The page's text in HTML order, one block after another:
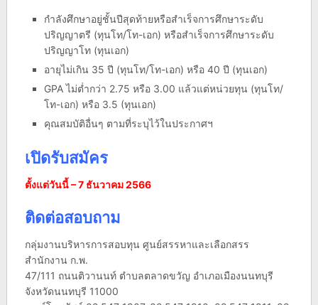
กำลังศึกษาอยู่ชั้นปีสุดท้ายหรือสำเร็จการศึกษาระดับ
ปริญญาตรี (ทุนโท/โท-เอก) หรือสำเร็จการศึกษาระดับ
ปริญญาโท (ทุนเอก)
อายุไม่เกิน 35 ปี (ทุนโท/โท-เอก) หรือ 40 ปี (ทุนเอก)
GPA ไม่ต่ำกว่า 2.75 หรือ 3.00 แล้วแต่หน่วยทุน (ทุนโท/
โท-เอก) หรือ 3.5 (ทุนเอก)
คุณสมบัติอื่นๆ ตามที่ระบุไว้ในประกาศฯ
เปิดรับสมัคร
ตั้งแต่วันนี้ – 7 ธันวาคม 2566
ติดต่อสอบถาม
กลุ่มงานบริหารการสอบทุน ศูนย์สรรหาและเลือกสรร
สำนักงาน ก.พ.
47/111 ถนนติวานนท์ ตำบลตลาดขวัญ อำเภอเมืองนนทบุรี
จังหวัดนนทบุรี 11000